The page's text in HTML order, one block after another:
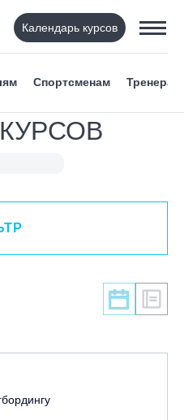
Календарь курсов
Спортсменам Тренерам